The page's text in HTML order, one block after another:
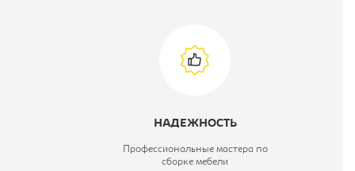
НАДЕЖНОСТЬ
Профессиональные мастера по
сборке мебели